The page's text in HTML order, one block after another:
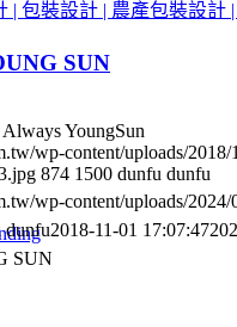
SUN
YoungSun
wp-content/uploads/2018/
874 1500 dunfu dunfu
wp-content/uploads/
dunfu2018-11-01 17:07:47
SUN